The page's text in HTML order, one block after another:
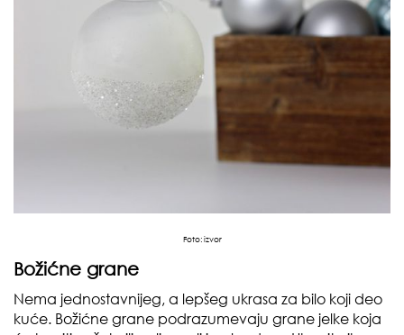
Foto:izvor
Božićne grane
Nema jednostavnijeg, a lepšeg ukrasa za bilo koji deo
kuće. Božićne grane podrazumevaju grane jelke koja